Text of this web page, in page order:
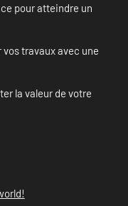
pour atteindre un
travaux avec une
la valeur de votre